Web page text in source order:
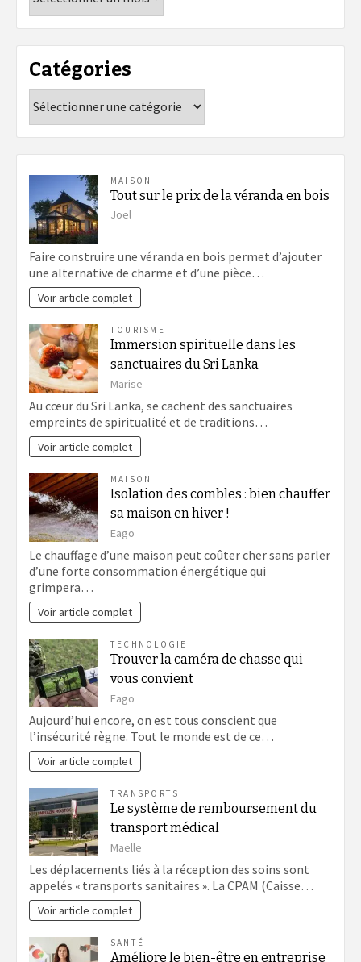
Catégories
MAISON
Tout sur le prix de la véranda en bois
Joel
Faire construire une véranda en bois permet d’ajouter
une alternative de charme et d’une pièce…
Voir article complet
TOURISME
Immersion spirituelle dans les
sanctuaires du Sri Lanka
Marise
Au cœur du Sri Lanka, se cachent des sanctuaires
empreints de spiritualité et de traditions…
Voir article complet
MAISON
Isolation des combles : bien chauffer
sa maison en hiver !
Eago
Le chauffage d’une maison peut coûter cher sans parler
d’une forte consommation énergétique qui
grimpera…
Voir article complet
TECHNOLOGIE
Trouver la caméra de chasse qui
vous convient
Eago
Aujourd’hui encore, on est tous conscient que
l’insécurité règne. Tout le monde est de ce…
Voir article complet
TRANSPORTS
Le système de remboursement du
transport médical
Maelle
Les déplacements liés à la réception des soins sont
appelés « transports sanitaires ». La CPAM (Caisse…
Voir article complet
SANTÉ
Améliore le bien-être en entreprise